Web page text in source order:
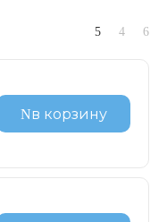
в корзину